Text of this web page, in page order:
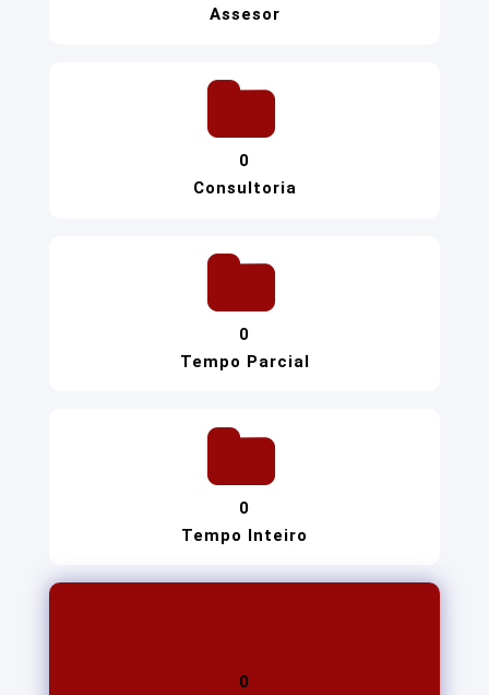
Assesor
0
Consultoria
0
Tempo Parcial
0
Tempo Inteiro
0